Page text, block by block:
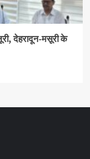
देहरादून-मसूरी के